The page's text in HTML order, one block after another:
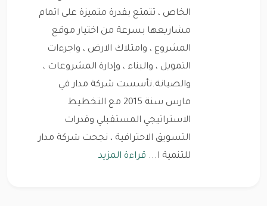
الخاص ، تتمتع بقدرة متميزة على اتمام
مشاريعها بسرعة من اختيار موقع
المشروع ، وامتلاك الارض ، واجرءات
التمويل ، والبناء ، وإدارة المشروعات ،
والصيانة.تأسست شركة مدار في
مارس سنة 2015 مع التخطيط
الاستراتيجي المستقبلي وقدرات
التسويق الاحترافية ، نجحت شركة مدار
للتنمية ا... قراءة المزيد